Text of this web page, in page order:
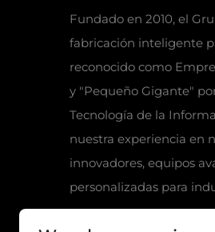
Fundado en 2010, el
fabricación inteligente
reconocido como
y "Pequeño Gigante"
Tecnología de la
nuestra experiencia en
innovadores, equipos
personalizadas para